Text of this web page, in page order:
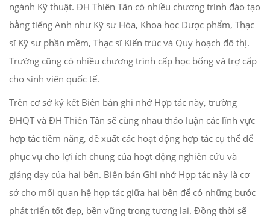
ngành Kỹ thuật. ĐH Thiên Tân có nhiều chương trình đào tạo
bằng tiếng Anh như Kỹ sư Hóa, Khoa học Dược phẩm, Thạc
sĩ Kỹ sư phần mềm, Thạc sĩ Kiến trúc và Quy hoạch đô thị.
Trường cũng có nhiều chương trình cấp học bổng và trợ cấp
cho sinh viên quốc tế.
Trên cơ sở ký kết Biên bản ghi nhớ Hợp tác này, trường
ĐHQT và ĐH Thiên Tân sẽ cùng nhau thảo luận các lĩnh vực
hợp tác tiềm năng, đề xuất các hoạt động hợp tác cụ thể để
phục vụ cho lợi ích chung của hoạt động nghiên cứu và
giảng dạy của hai bên. Biên bản Ghi nhớ Hợp tác này là cơ
sở cho mối quan hệ hợp tác giữa hai bên để có những bước
phát triển tốt đẹp, bền vững trong tương lai. Đồng thời sẽ